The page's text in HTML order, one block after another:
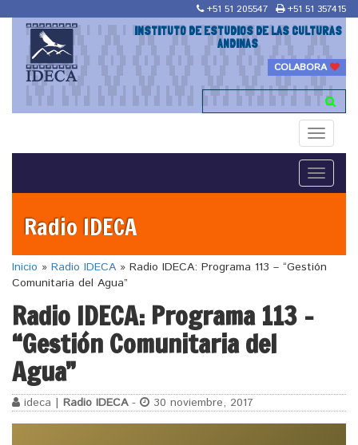
+51 51 205547 +51 51 357415
INSTITUTO DE ESTUDIOS DE LAS CULTURAS
ANDINAS
COLABORA
Toggle
Toggle
Radio IDECA
Inicio » Radio IDECA » Radio IDECA: Programa 113 – “Gestión
Comunitaria del Agua”
Radio IDECA: Programa 113 –
“Gestión Comunitaria del
Agua”
ideca | Radio IDECA- 30 noviembre, 2017